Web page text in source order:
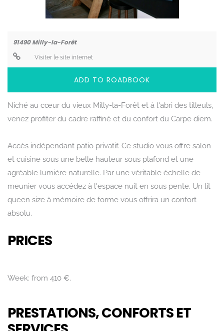
Rechercher
91490 Milly-la-Forêt
Visiter le site internet
ADD TO ROADBOOK
Niché au cœur du vieux Milly-la-Forêt et à l'abri des tilleuls,
venez profiter du cadre raffiné et du confort du Carpe diem.
Accès indépendant patio privatif. Ce studio vous offre salon
et cuisine sous une belle hauteur sous plafond et une
agréable lumière naturelle. Par une véritable échelle de
meunier vous accédez à l'espace nuit en sous pente. Un lit
queen size à mémoire de forme vous offrira un confort
absolu.
PRICES
Week: from 410 €.
PRESTATIONS, CONFORTS ET